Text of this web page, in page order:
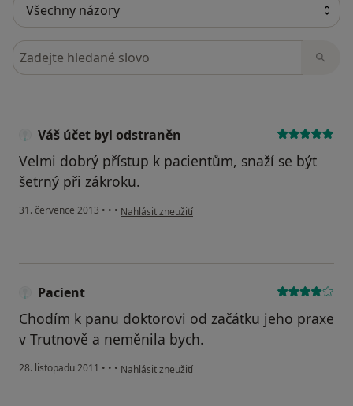
Hledejte v názorech
Váš účet byl odstraněn
Velmi dobrý přístup k pacientům, snaží se být
šetrný při zákroku.
31. července 2013 • • • podle názoru uživatele Váš účet byl odstraněn
Nahlásit zneužití
Pacient
Chodím k panu doktorovi od začátku jeho praxe
v Trutnově a neměnila bych.
28. listopadu 2011 • • • podle názoru uživatele Pacient
Nahlásit zneužití